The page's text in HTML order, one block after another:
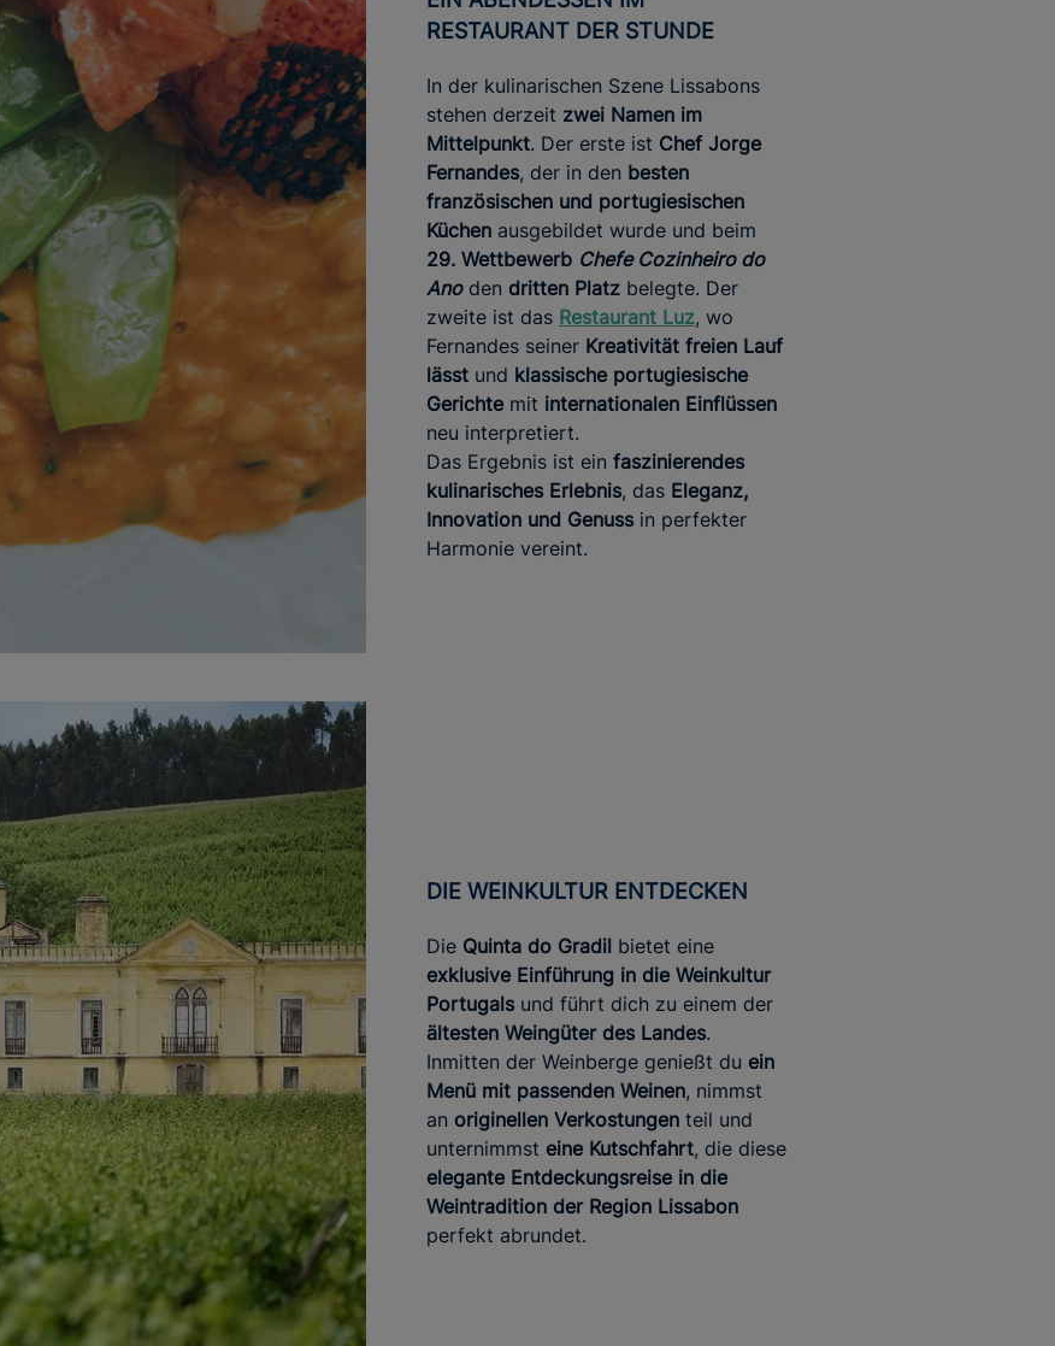
RESTAURANT DER STUNDE
In der kulinarischen Szene Lissabons
stehen derzeit zwei Namen im
Mittelpunkt. Der erste ist Chef Jorge
Fernandes, der in den besten
französischen und portugiesischen
Küchen ausgebildet wurde und beim
29. Wettbewerb Chefe Cozinheiro do
Anoden dritten Platz belegte. Der
zweite ist das Restaurant Luz, wo
Fernandes seiner Kreativität freien Lauf
lässt und klassische portugiesische
Gerichte mit internationalen Einflüssen
neu interpretiert.
Das Ergebnis ist ein faszinierendes
kulinarisches Erlebnis, das Eleganz,
Innovation und Genuss in perfekter
Harmonie vereint.
DIE WEINKULTUR ENTDECKEN
Die Quinta do Gradil bietet eine
exklusive Einführung in die Weinkultur
Portugals und führt dich zu einem der
ältesten Weingüter des Landes.
Inmitten der Weinberge genießt du ein
Menü mit passenden Weinen, nimmst
an originellen Verkostungen teil und
unternimmst eine Kutschfahrt, die diese
elegante Entdeckungsreise in die
Weintradition der Region Lissabon
perfekt abrundet.